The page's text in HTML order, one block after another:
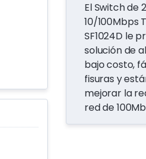
El Switch de
10/100Mbps
SF1024D le
solución de
bajo costo,
fisuras y
mejorar la
red de